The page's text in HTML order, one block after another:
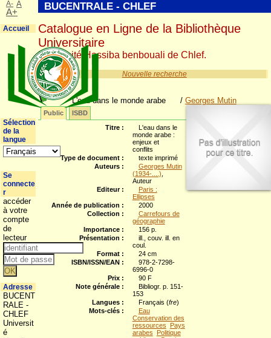
Nouvelle recherche
L'eau dans le monde arabe / Georges Mutin
Public
ISBD
Titre :
L'eau dans le
monde arabe :
enjeux et
conflits
Type de document :
texte imprimé
Auteurs :
Georges Mutin
(1934-....)
Auteur
Editeur :
Paris :
Ellipses
Année de publication :
2000
Collection :
Carrefours de
géographie
Importance :
156 p.
Présentation :
ill., couv. ill. en
coul.
Format :
24 cm
ISBN/ISSN/EAN :
978-2-7298-
6996-0
Prix :
90 F
Note générale :
Bibliogr. p. 151-
153
Langues :
Français (fre)
Mots-clés :
Eau
Conservation des
ressources
Pays
arabes
Politique
BUCENTRALE - CHLEF
Catalogue en Ligne de la Bibliothèque
Universitaire
Université Hassiba benbouali de Chlef.
A- A
A+
Accueil
Sélection
de la
langue
Se
connecte
r
accéder
à votre
compte
de
lecteur
Adresse
BUCENT
RALE -
CHLEF
Universit
é